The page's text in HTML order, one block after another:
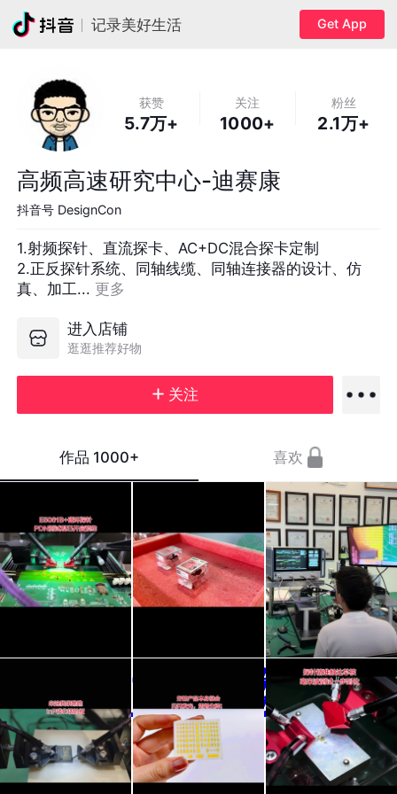
记录美好生活 Get App
获赞
5.7万+
关注
1000+
粉丝
2.1万+
高频高速研究中心-迪赛康
抖音号 DesignCon
1.射频探针、直流探卡、AC+DC混合探卡定制
2.正反探针系统、同轴线缆、同轴连接器的设计、仿
真、加工... 更多
进入店铺
逛逛推荐好物
关注
作品 1000+ 喜欢
E5061B+磁
环探
8月7
日，
日常
探针